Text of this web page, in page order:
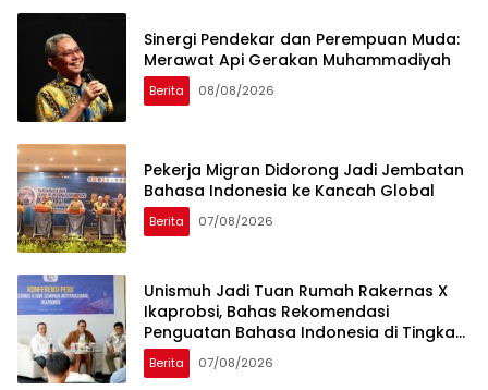
Sinergi Pendekar dan Perempuan Muda:
Merawat Api Gerakan Muhammadiyah
Berita 08/08/2026
Pekerja Migran Didorong Jadi Jembatan
Bahasa Indonesia ke Kancah Global
Berita 07/08/2026
Unismuh Jadi Tuan Rumah Rakernas X
Ikaprobsi, Bahas Rekomendasi
Penguatan Bahasa Indonesia di Tingkat
Global
Berita 07/08/2026